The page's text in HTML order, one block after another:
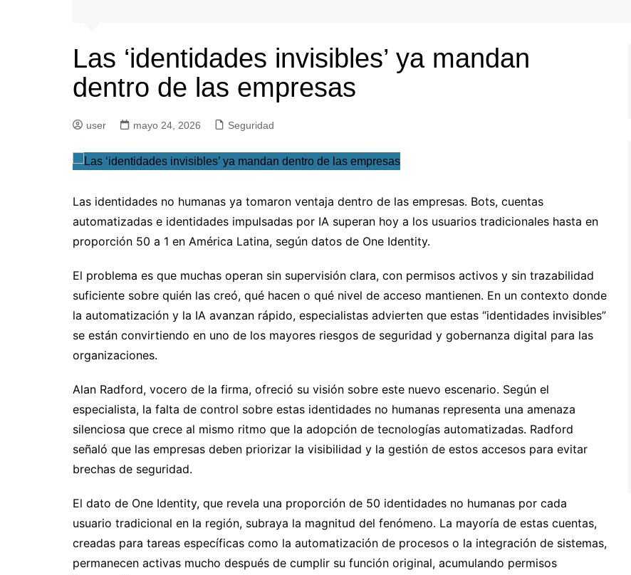
Las ‘identidades invisibles’ ya mandan
dentro de las empresas
user mayo 24, 2026 Seguridad
Las identidades no humanas ya tomaron ventaja dentro de las empresas. Bots, cuentas
automatizadas e identidades impulsadas por IA superan hoy a los usuarios tradicionales hasta en
proporción 50 a 1 en América Latina, según datos de One Identity.
El problema es que muchas operan sin supervisión clara, con permisos activos y sin trazabilidad
suficiente sobre quién las creó, qué hacen o qué nivel de acceso mantienen. En un contexto donde
la automatización y la IA avanzan rápido, especialistas advierten que estas “identidades invisibles”
se están convirtiendo en uno de los mayores riesgos de seguridad y gobernanza digital para las
organizaciones.
Alan Radford, vocero de la firma, ofreció su visión sobre este nuevo escenario. Según el
especialista, la falta de control sobre estas identidades no humanas representa una amenaza
silenciosa que crece al mismo ritmo que la adopción de tecnologías automatizadas. Radford
señaló que las empresas deben priorizar la visibilidad y la gestión de estos accesos para evitar
brechas de seguridad.
El dato de One Identity, que revela una proporción de 50 identidades no humanas por cada
usuario tradicional en la región, subraya la magnitud del fenómeno. La mayoría de estas cuentas,
creadas para tareas específicas como la automatización de procesos o la integración de sistemas,
permanecen activas mucho después de cumplir su función original, acumulando permisos